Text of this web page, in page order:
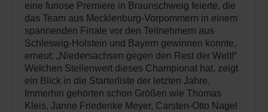
eine furiose Premiere in Braunschweig feierte, die
das Team aus Mecklenburg-Vorpommern in einem
spannenden Finale vor den Teilnehmern aus
Schleswig-Holstein und Bayern gewinnen konnte,
erneut: „Niedersachsen gegen den Rest der Welt!“
Welchen Stellenwert dieses Championat hat, zeigt
ein Blick in die Starterliste der letzten Jahre.
Immerhin gehörten schon Größen wie Thomas
Kleis, Janne Friederike Meyer, Carsten-Otto Nagel